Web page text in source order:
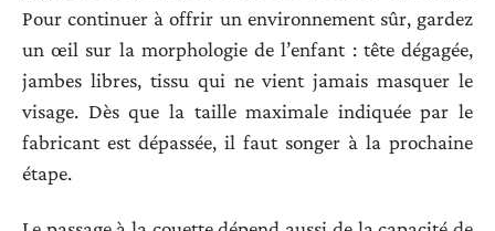
Pour continuer à offrir un environnement sûr, gardez
un œil sur la morphologie de l’enfant : tête dégagée,
jambes libres, tissu qui ne vient jamais masquer le
visage. Dès que la taille maximale indiquée par le
fabricant est dépassée, il faut songer à la prochaine
étape.